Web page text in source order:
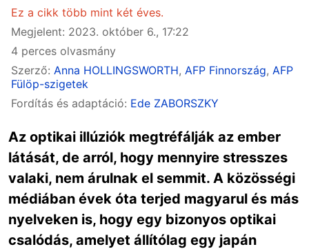
Ez a cikk több mint két éves.
Megjelent: 2023. október 6., 17:22
4 perces olvasmány
Szerző: Anna HOLLINGSWORTH, AFP Finnország, AFP
Fülöp-szigetek
Fordítás és adaptáció: Ede ZABORSZKY
Az optikai illúziók megtréfálják az ember
látását, de arról, hogy mennyire stresszes
valaki, nem árulnak el semmit. A közösségi
médiában évek óta terjed magyarul és más
nyelveken is, hogy egy bizonyos optikai
csalódás, amelyet állítólag egy japán